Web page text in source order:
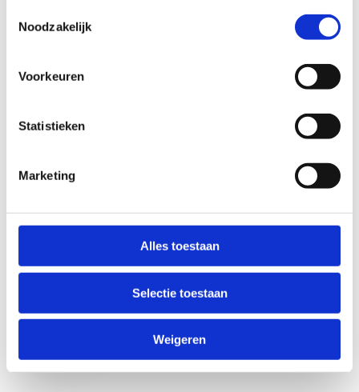
Noodzakelijk
Voorkeuren
Statistieken
Marketing
Alles toestaan
Selectie toestaan
Weigeren
Anti-Robot Verification
Click to start verification
Verzend